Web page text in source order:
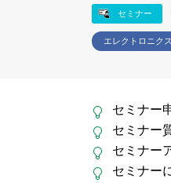
セミナー
エレクトロニク
セミナー
セミナー
セミナー
セミナー